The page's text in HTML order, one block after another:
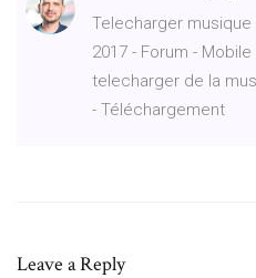
Telecharger
2017 - Forum -
telecharger de la
- Téléchargement
Leave a Reply